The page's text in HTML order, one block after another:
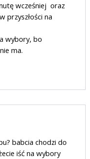
wcześniej oraz
przyszłości na
wybory, bo
ma.
babcia chodzi do
iść na wybory